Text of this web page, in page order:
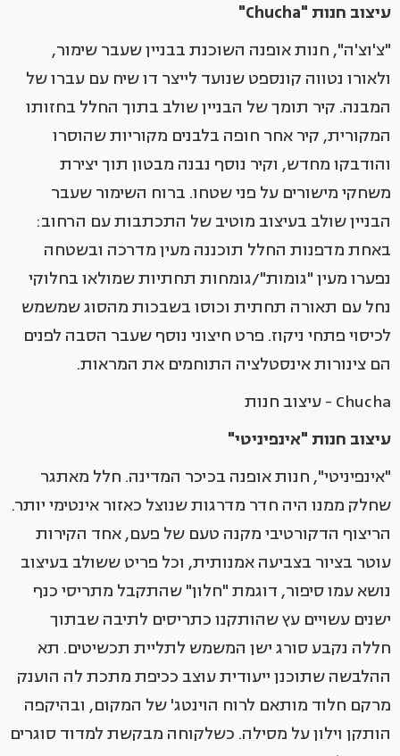
עיצוב חנות "Chucha"
"צ'וצ'ה", חנות אופנה השוכנת בבניין שעבר שימור,
ולאורו נטווה קונספט שנועד לייצר דו שיח עם עברו של
המבנה. קיר תומך של הבניין שולב בתוך החלל בחזותו
המקורית, קיר אחר חופה בלבנים מקוריות שהוסרו
והודבקו מחדש, וקיר נוסף נבנה מבטון תוך יצירת
משחקי מישורים על פני שטחו. ברוח השימור שעבר
הבניין שולב בעיצוב מוטיב של התכתבות עם הרחוב:
באחת מדפנות החלל תוכננה מעין מדרכה ובשטחה
נפערו מעין "גומות"/גומחות תחתיות שמולאו בחלוקי
נחל עם תאורה תחתית וכוסו בשבכות מהסוג שמשמש
לכיסוי פתחי ניקוז. פרט חיצוני נוסף שעבר הסבה לפנים
הם צינורות אינסטלציה התוחמים את המראות.
Chucha - עיצוב חנות
עיצוב חנות "אינפיניטי"
"אינפיניטי", חנות אופנה בכיכר המדינה. חלל מאתגר
שחלק ממנו היה חדר מדרגות שנוצל כאזור אינטימי יותר.
הריצוף הדקורטיבי מקנה טעם של פעם, אחד הקירות
עוטר בציור בצביעה אמנותית, וכל פריט ששולב בעיצוב
נושא עמו סיפור, דוגמת "חלון" שהתקבל מתריסי כנף
ישנים עשויים עץ שהותקנו כתריסים לתיבה שבתוך
חללה נקבע סורג ישן המשמש לתליית תכשיטים. תא
ההלבשה שתוכנן ייעודית עוצב ככיפת מתכת לה הוענק
מרקם חלוד מותאם לרוח הוינטג' של המקום, ובהיקפה
הותקן וילון על מסילה. כשלקוחה מבקשת למדוד סוגרים